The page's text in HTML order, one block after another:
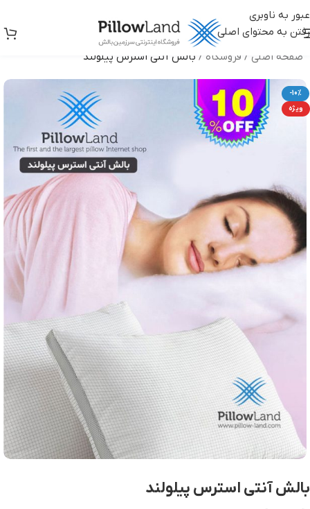
عبور به ناوبری
رفتن به محتوای اصلی
صفحه اصلی / فروشگاه / بالش آنتی استرس پیلولند
-10%
ویژه
بالش آنتی استرس پیلولند